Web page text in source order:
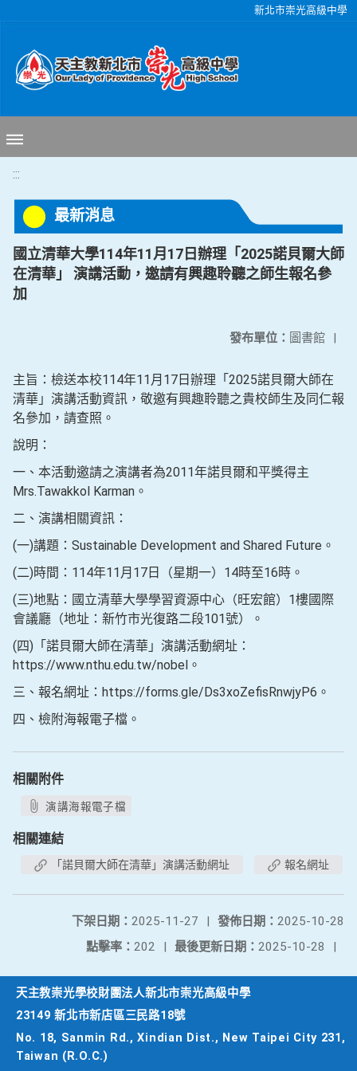
新北市崇光高級中學
:::
最新消息
國立清華大學114年11月17日辦理「2025諾貝爾大師
在清華」 演講活動，邀請有興趣聆聽之師生報名參
加
發布單位： 圖書館 |
主旨：檢送本校114年11月17日辦理「2025諾貝爾大師在
清華」演講活動資訊，敬邀有興趣聆聽之貴校師生及同仁報
名參加，請查照。
說明：
一、本活動邀請之演講者為2011年諾貝爾和平獎得主
Mrs.Tawakkol Karman。
二、演講相關資訊：
(一)講題：Sustainable Development and Shared Future。
(二)時間：114年11月17日（星期一）14時至16時。
(三)地點：國立清華大學學習資源中心（旺宏館）1樓國際
會議廳（地址：新竹市光復路二段101號）。
(四)「諾貝爾大師在清華」演講活動網址：
https://www.nthu.edu.tw/nobel。
三、報名網址：https://forms.gle/Ds3xoZefisRnwjyP6。
四、檢附海報電子檔。
相關附件
演講海報電子檔
相關連結
「諾貝爾大師在清華」演講活動網址 報名網址
發佈日期： 2025-10-28
下架日期： 2025-11-27
|
最後更新日期： 2025-10-28 |
點擊率： 202 |
天主教崇光學校財團法人新北市崇光高級中學
23149 新北市新店區三民路18號
No. 18, Sanmin Rd., Xindian Dist., New Taipei City 231,
Taiwan (R.O.C.)